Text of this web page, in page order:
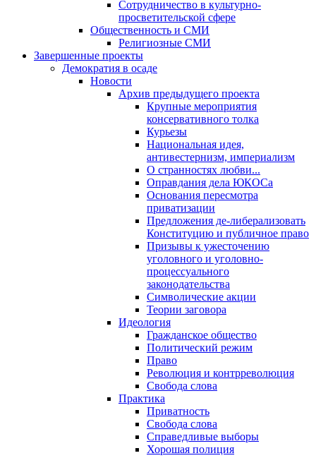
Сотрудничество в культурно-
просветительской сфере
Общественность и СМИ
Религиозные СМИ
Завершенные проекты
Демократия в осаде
Новости
Архив предыдущего проекта
Крупные мероприятия
консервативного толка
Курьезы
Национальная идея,
антивестернизм, империализм
О странностях любви...
Оправдания дела ЮКОСа
Основания пересмотра
приватизации
Предложения де-либерализовать
Конституцию и публичное право
Призывы к ужесточению
уголовного и уголовно-
процессуального
законодательства
Символические акции
Теории заговора
Идеология
Гражданское общество
Политический режим
Право
Революция и контрреволюция
Свобода слова
Практика
Приватность
Свобода слова
Справедливые выборы
Хорошая полиция